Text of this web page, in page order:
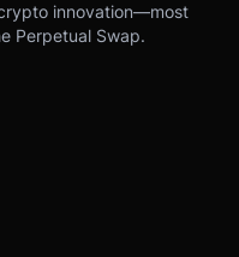
innovation—most
Perpetual Swap.